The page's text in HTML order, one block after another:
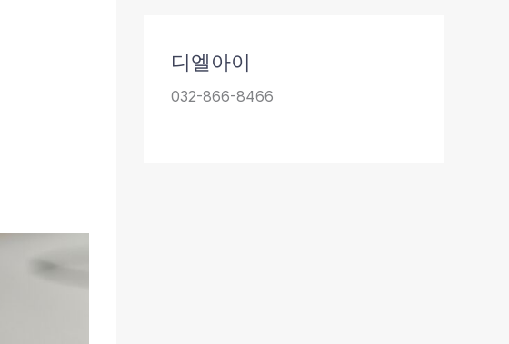
디엘아이
032-866-8466